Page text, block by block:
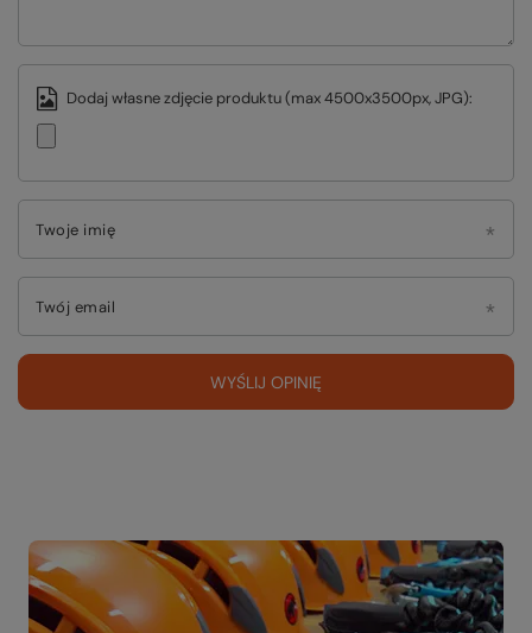
Dodaj własne zdjęcie produktu (max 4500x3500px, JPG):
Twoje imię
Twój email
WYŚLIJ OPINIĘ